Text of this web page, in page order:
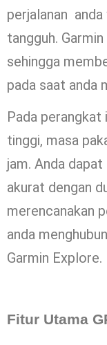
perjalanan
tangguh.
sehingga
pada saat anda
Pada perangkat
tinggi, masa
jam. Anda
akurat dengan
merencanakan
anda
Garmin Explore.
Fitur Utama